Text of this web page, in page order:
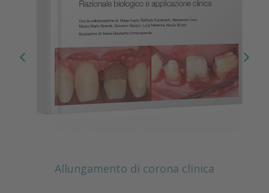
Allungamento di corona clinica